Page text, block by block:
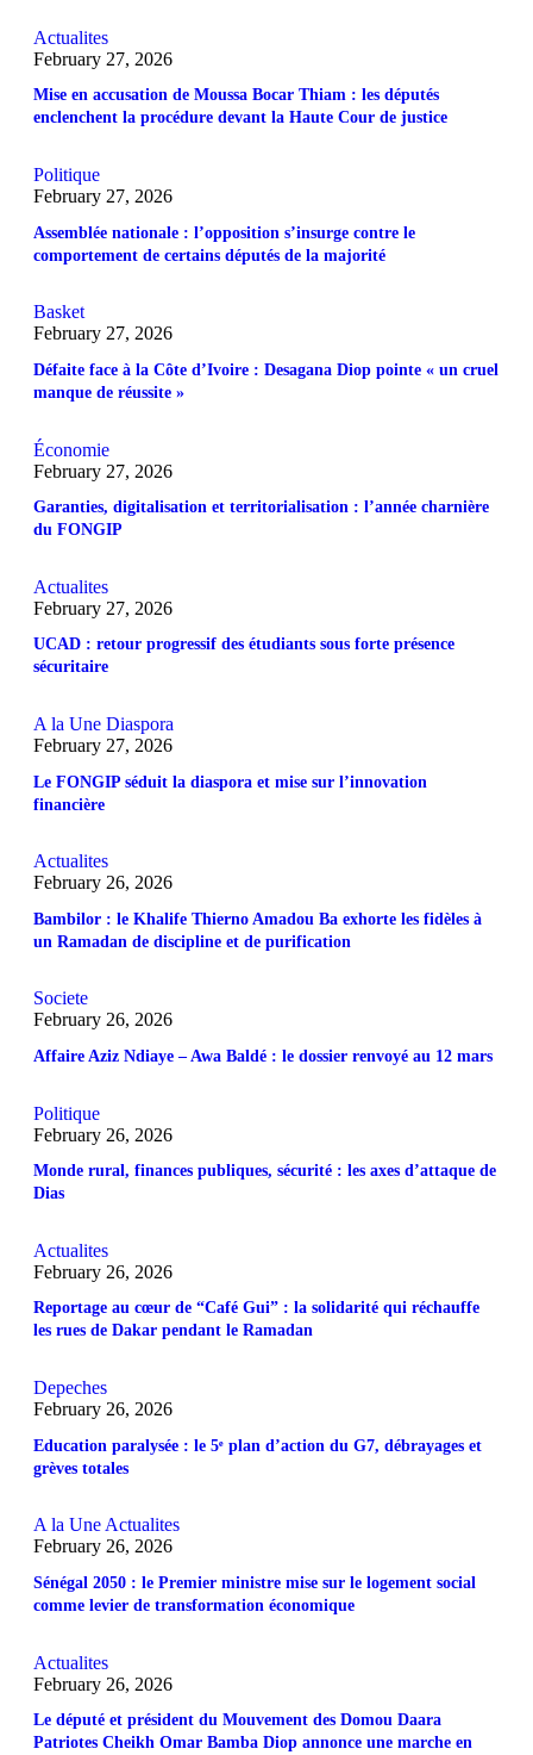
Actualites
February 27, 2026
Mise en accusation de Moussa Bocar Thiam : les députés
enclenchent la procédure devant la Haute Cour de justice
Politique
February 27, 2026
Assemblée nationale : l’opposition s’insurge contre le
comportement de certains députés de la majorité
Basket
February 27, 2026
Défaite face à la Côte d’Ivoire : Desagana Diop pointe « un cruel
manque de réussite »
Économie
February 27, 2026
Garanties, digitalisation et territorialisation : l’année charnière
du FONGIP
Actualites
February 27, 2026
UCAD : retour progressif des étudiants sous forte présence
sécuritaire
A la Une Diaspora
February 27, 2026
Le FONGIP séduit la diaspora et mise sur l’innovation
financière
Actualites
February 26, 2026
Bambilor : le Khalife Thierno Amadou Ba exhorte les fidèles à
un Ramadan de discipline et de purification
Societe
February 26, 2026
Affaire Aziz Ndiaye – Awa Baldé : le dossier renvoyé au 12 mars
Politique
February 26, 2026
Monde rural, finances publiques, sécurité : les axes d’attaque de
Dias
Actualites
February 26, 2026
Reportage au cœur de “Café Gui” : la solidarité qui réchauffe
les rues de Dakar pendant le Ramadan
Depeches
February 26, 2026
Education paralysée : le 5ᵉ plan d’action du G7, débrayages et
grèves totales
A la Une Actualites
February 26, 2026
Sénégal 2050 : le Premier ministre mise sur le logement social
comme levier de transformation économique
Actualites
February 26, 2026
Le député et président du Mouvement des Domou Daara
Patriotes Cheikh Omar Bamba Diop annonce une marche en